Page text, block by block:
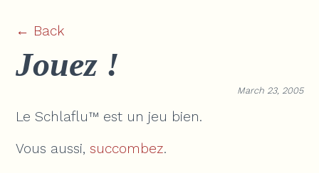
← Back
Jouez !
March 23, 2005
Le Schlaflu™ est un jeu bien.
Vous aussi,succombez.